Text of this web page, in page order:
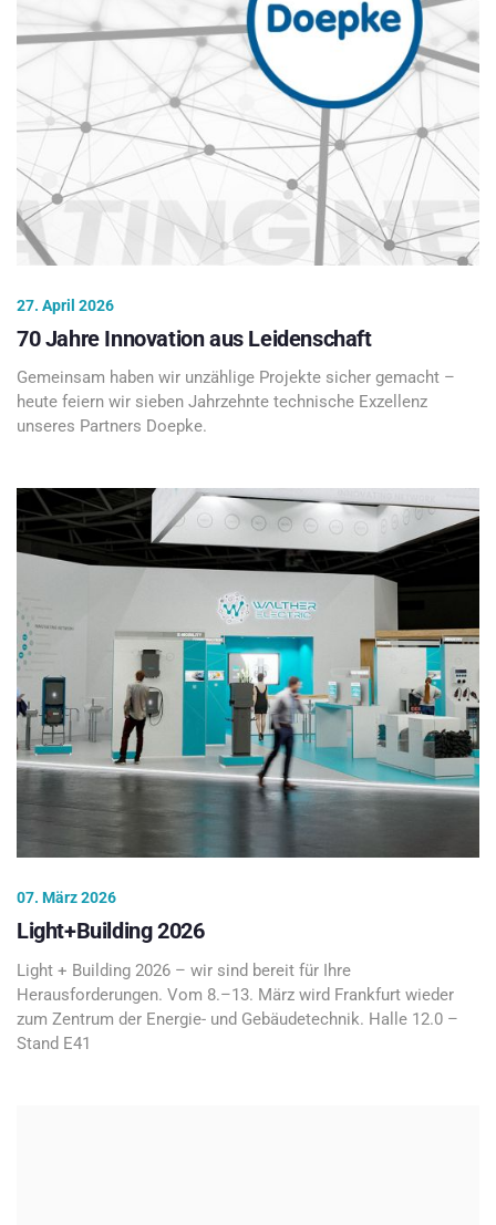
27. April 2026
70 Jahre Innovation aus Leidenschaft
Gemeinsam haben wir unzählige Projekte sicher gemacht –
heute feiern wir sieben Jahrzehnte technische Exzellenz
unseres Partners Doepke.
07. März 2026
Light+Building 2026
Light + Building 2026 – wir sind bereit für Ihre
Herausforderungen. Vom 8.–13. März wird Frankfurt wieder
zum Zentrum der Energie- und Gebäudetechnik. Halle 12.0 –
Stand E41